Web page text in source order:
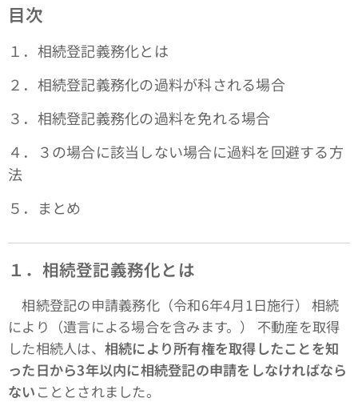
目次
１．相続登記義務化とは
２．相続登記義務化の過料が科される場合
３．相続登記義務化の過料を免れる場合
４．３の場合に該当しない場合に過料を回避する方
法
５．まとめ
１．相続登記義務化とは
相続登記の申請義務化（令和6年4月1日施行） 相続
により（遺言による場合を含みます。） 不動産を取得
した相続人は、 相続により所有権を取得したことを知
った日から3年以内に相続登記の申請をしなければなら
ない こととされました。